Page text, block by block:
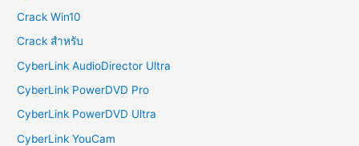
Crack Win10
Crack สำหรับ
CyberLink AudioDirector Ultra
CyberLink PowerDVD Pro
CyberLink PowerDVD Ultra
CyberLink YouCam